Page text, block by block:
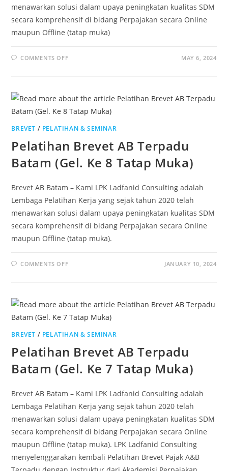
menawarkan solusi dalam upaya peningkatan kualitas SDM
secara komprehensif di bidang Perpajakan secara Online
maupun Offline (tatap muka)
COMMENTS OFF MAY 6, 2024
BREVET / PELATIHAN & SEMINAR
Pelatihan Brevet AB Terpadu
Batam (Gel. Ke 8 Tatap Muka)
Brevet AB Batam – Kami LPK Ladfanid Consulting adalah
Lembaga Pelatihan Kerja yang sejak tahun 2020 telah
menawarkan solusi dalam upaya peningkatan kualitas SDM
secara komprehensif di bidang Perpajakan secara Online
maupun Offline (tatap muka).
COMMENTS OFF JANUARY 10, 2024
BREVET / PELATIHAN & SEMINAR
Pelatihan Brevet AB Terpadu
Batam (Gel. Ke 7 Tatap Muka)
Brevet AB Batam – Kami LPK Ladfanid Consulting adalah
Lembaga Pelatihan Kerja yang sejak tahun 2020 telah
menawarkan solusi dalam upaya peningkatan kualitas SDM
secara komprehensif di bidang Perpajakan secara Online
maupun Offline (tatap muka). LPK Ladfanid Consulting
menyelenggarakan kembali Pelatihan Brevet Pajak A&B